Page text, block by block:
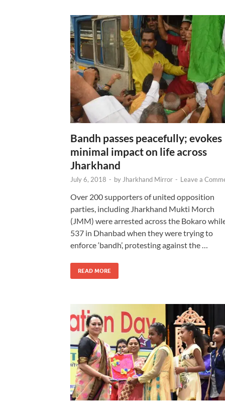
Bandh passes peacefully; evokes
minimal impact on life across
Jharkhand
July 6, 2018 - by Jharkhand Mirror - Leave a
Over 200 supporters of united opposition
parties, including Jharkhand Mukti Morch
(JMM) were arrested across the Bokaro
537 in Dhanbad when they were trying to
enforce ‘bandh’, protesting against the …
READ MORE